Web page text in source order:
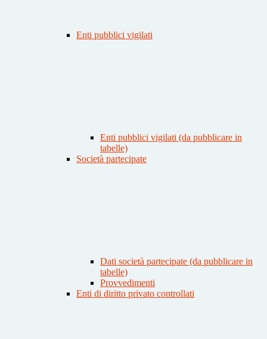
Enti pubblici vigilati
Enti pubblici vigilati (da pubblicare in
tabelle)
Società partecipate
Dati società partecipate (da pubblicare in
tabelle)
Provvedimenti
Enti di diritto privato controllati